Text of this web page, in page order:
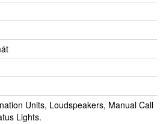
Units, Loudspeakers, Manual Call
Lights.